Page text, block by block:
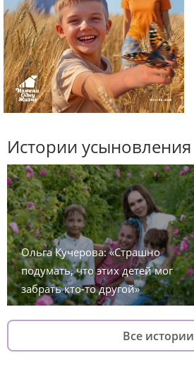
Истории усыновления
Ольга Кучерова: «Страшно
подумать, что этих детей мог
забрать кто-то другой»
Все истории